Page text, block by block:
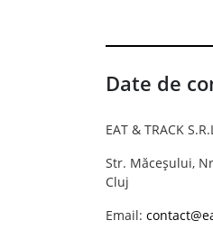
Date de
EAT & TRACK
Str. Măceșului,
Cluj
Email: